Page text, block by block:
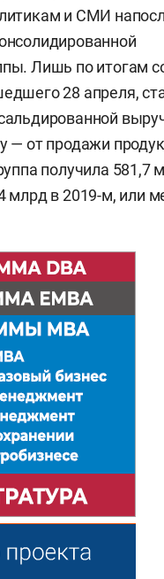
и СМИ
Лишь по итогам
28 апреля,
— от продажи
получила 581,7
млрд в 2019-м, или